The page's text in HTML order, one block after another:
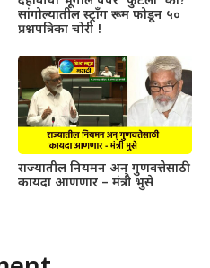
सांगोल्यातील स्ट्राँग रूम फोडून ५०
प्रश्नपत्रिका चोरी !
राज्यातील नियमन अन् गुणवत्तेसाठी
कायदा आणणार – मंत्री भुसे